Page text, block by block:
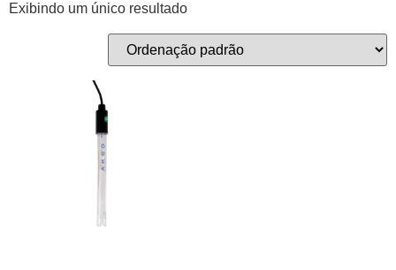
Exibindo um único resultado